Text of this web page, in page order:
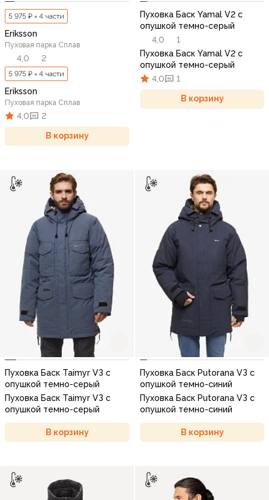
5 975 ₽ × 4 части
Eriksson
Пуховая парка Сплав
4,0 2
5 975 ₽ × 4 части
Eriksson
Пуховая парка Сплав
4,0 2
В корзину
Пуховка Баск Yamal V2 с
опушкой темно-серый
4,0
1
Пуховка Баск Yamal V2 с
опушкой темно-серый
4,0
1
В корзину
Пуховка Баск Taimyr VЗ с
опушкой темно-серый
Пуховка Баск Taimyr VЗ с
опушкой темно-серый
В корзину
Пуховка Баск Рutorana VЗ с
опушкой темно-синий
Пуховка Баск Рutorana VЗ с
опушкой темно-синий
В корзину